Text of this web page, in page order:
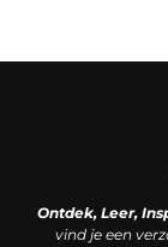
Ontdek, Leer,
vind je een